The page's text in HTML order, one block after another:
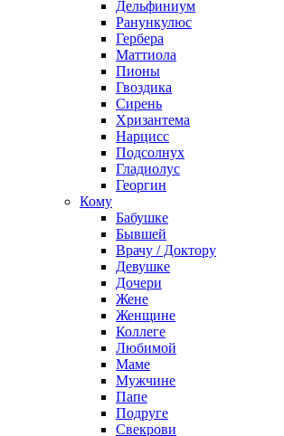
Дельфиниум
Ранункулюс
Гербера
Маттиола
Пионы
Гвоздика
Сирень
Хризантема
Нарцисс
Подсолнух
Гладиолус
Георгин
Кому
Бабушке
Бывшей
Врачу / Доктору
Девушке
Дочери
Жене
Женщине
Коллеге
Любимой
Маме
Мужчине
Папе
Подруге
Свекрови